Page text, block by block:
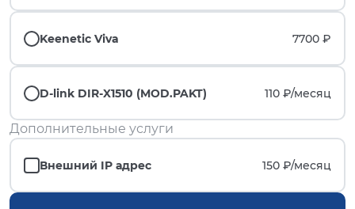
Keenetic Viva 7700 ₽
D-link DIR-X1510 (MOD.PAKT) 110 ₽/месяц
Дополнительные услуги
Внешний IP адрес 150 ₽/месяц